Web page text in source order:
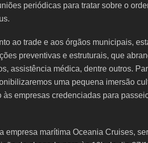
periódicas para tratar sobre o
ao trade e aos órgãos municipais,
preventivas e estruturais, que
assistência médica, dentre outros.
uma pequena imersão
empresas credenciadas para
empresa marítima Oceania Cruises,